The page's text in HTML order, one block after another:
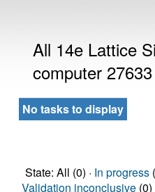
All 14e Lattice
computer 27633
No tasks to display
State: All (0) · In progress
Validation inconclusive(0)